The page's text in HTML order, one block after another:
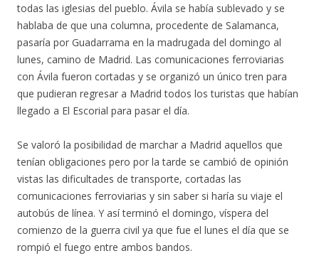
todas las iglesias del pueblo. Ávila se había sublevado y se
hablaba de que una columna, procedente de Salamanca,
pasaría por Guadarrama en la madrugada del domingo al
lunes, camino de Madrid. Las comunicaciones ferroviarias
con Ávila fueron cortadas y se organizó un único tren para
que pudieran regresar a Madrid todos los turistas que habían
llegado a El Escorial para pasar el día.
Se valoró la posibilidad de marchar a Madrid aquellos que
tenían obligaciones pero por la tarde se cambió de opinión
vistas las dificultades de transporte, cortadas las
comunicaciones ferroviarias y sin saber si haría su viaje el
autobús de línea. Y así terminó el domingo, víspera del
comienzo de la guerra civil ya que fue el lunes el día que se
rompió el fuego entre ambos bandos.